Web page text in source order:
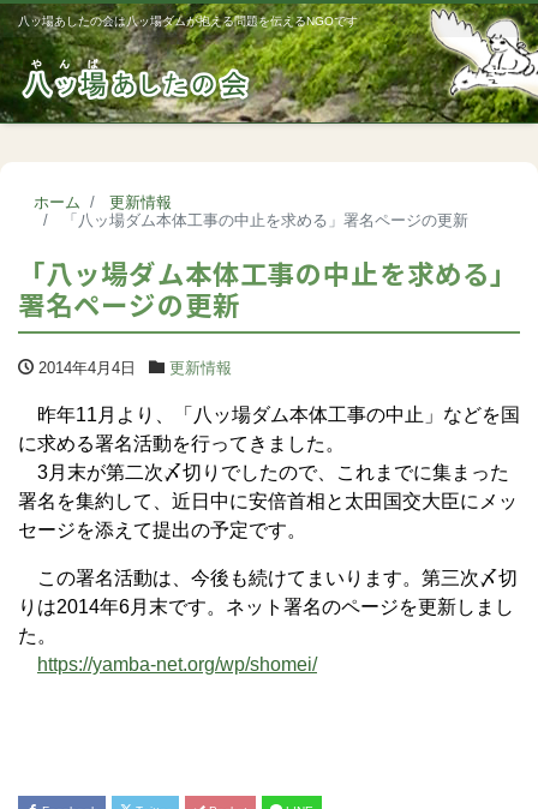
八ッ場あしたの会は八ッ場ダムが抱える問題を伝えるNGOです
ホーム
更新情報
「八ッ場ダム本体工事の中止を求める」署名ページの更新
「八ッ場ダム本体工事の中止を求める」
署名ページの更新
2014年4月4日 更新情報
昨年11月より、「八ッ場ダム本体工事の中止」などを国
に求める署名活動を行ってきました。
3月末が第二次〆切りでしたので、これまでに集まった
署名を集約して、近日中に安倍首相と太田国交大臣にメッ
セージを添えて提出の予定です。
この署名活動は、今後も続けてまいります。第三次〆切
りは2014年6月末です。ネット署名のページを更新しまし
た。
https://yamba-net.org/wp/shomei/